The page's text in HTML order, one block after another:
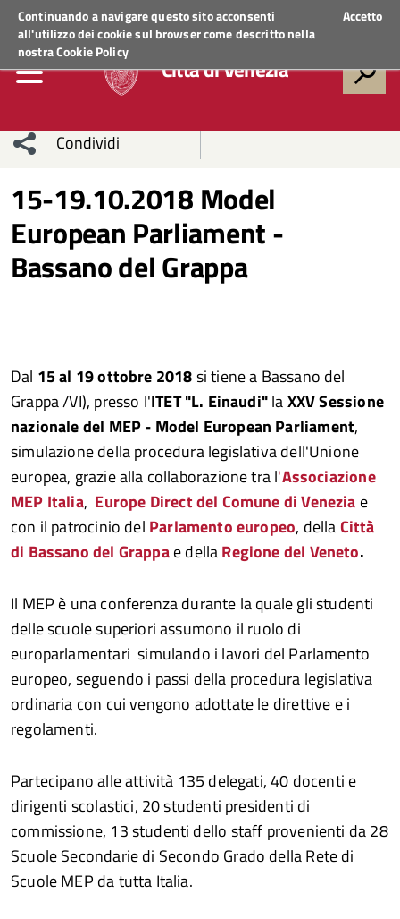
Continuando a navigare questo sito acconsenti
all'utilizzo dei cookie sul browser come descritto nella
nostraCookie Policy
Accetto
Regione VenetoACCEDI AI SERVIZI
Città di Venezia
Condividi
sui social
network
Condividi
Condividi
su
Facebook
Condividi
su
Condividi
Whatsapp
15-19.10.2018 Model
European Parliament -
Bassano del Grappa
Dal 15 al 19 ottobre 2018si tiene a Bassano del
Grappa /VI), presso l'ITET "L. Einaudi"laXXV Sessione
nazionale del MEP - Model European Parliament,
simulazione della procedura legislativa dell'Unione
europea, grazie alla collaborazione tra l'Associazione
MEP Italia, Europe Direct del Comune di Venezia e
con il patrocinio del Parlamento europeo, dellaCittà
di Bassano del Grappae dellaRegione del Veneto.
Il MEP è una conferenza durante la quale gli studenti
delle scuole superiori assumono il ruolo di
europarlamentari simulando i lavori del Parlamento
europeo, seguendo i passi della procedura legislativa
ordinaria con cui vengono adottate le direttive e i
regolamenti.
Partecipano alle attività 135 delegati, 40 docenti e
dirigenti scolastici, 20 studenti presidenti di
commissione, 13 studenti dello staff provenienti da 28
Scuole Secondarie di Secondo Grado della Rete di
Scuole MEP da tutta Italia.